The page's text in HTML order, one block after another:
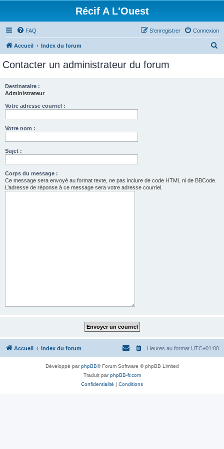
Récif A L'Ouest
FAQ Connexion
S’enregistrer
Accueil Index du forum
Contacter un administrateur du forum
Destinataire :
Administrateur
Votre adresse courriel :
Votre nom :
Sujet :
Corps du message :
Ce message sera envoyé au format texte, ne pas inclure de code HTML ni de BBCode.
L’adresse de réponse à ce message sera votre adresse courriel.
Accueil Index du forum Heures au format UTC+01:00
Développé parphpBB® Forum Software © phpBB Limited
Traduit parphpBB-fr.com
Confidentialité | Conditions